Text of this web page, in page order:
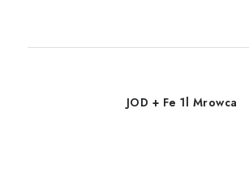
JOD + Fe 1l Mrowca